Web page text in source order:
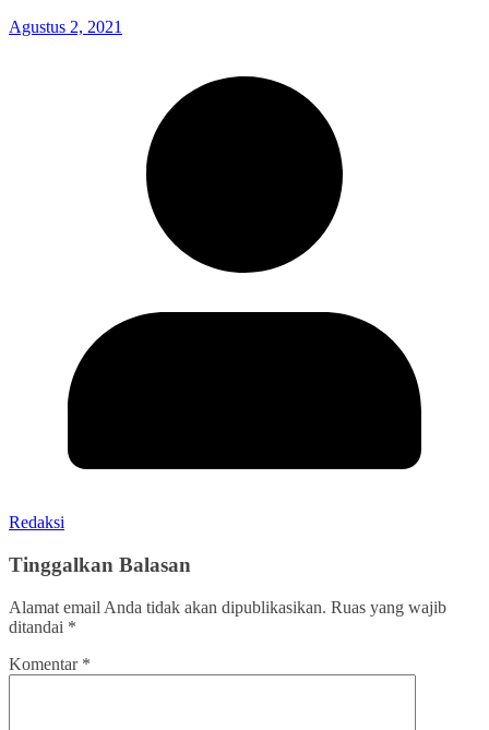
Agustus 2, 2021
Redaksi
Tinggalkan Balasan
Alamat email Anda tidak akan dipublikasikan. Ruas yang wajib
ditandai *
Komentar *